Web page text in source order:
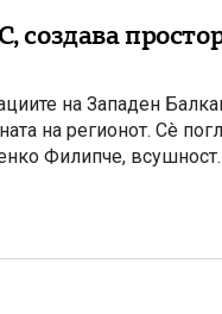
на Западен
на регионот. Сè
Филипче, всушност